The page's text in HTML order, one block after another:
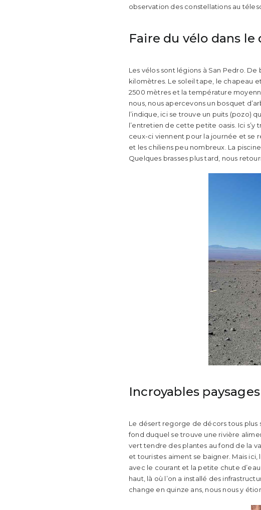
observation des constellations au
Faire du vélo dans le
Les vélos sont légions à San Pedro.
kilomètres. Le soleil tape, le chapeau
2500 mètres et la température
nous, nous apercevons un bosquet
l’indique, ici se trouve un puits (pozo)
l’entretien de cette petite oasis. Ici
ceux-ci viennent pour la journée et se
et les chiliens peu nombreux. La
Quelques brasses plus tard, nous
Incroyables paysages
Le désert regorge de décors tous plus
fond duquel se trouve une rivière
vert tendre des plantes au fond de la
et touristes aiment se baigner. Mais ici,
avec le courant et la petite chute
haut, là où l’on a installé des
change en quinze ans, nous nous y